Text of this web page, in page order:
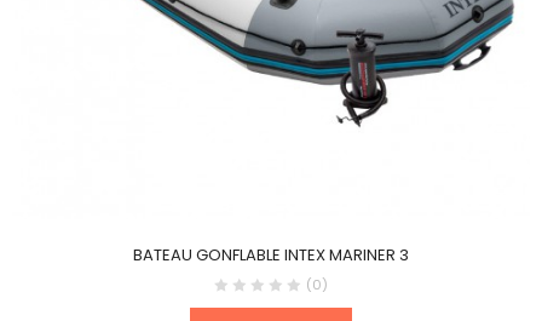
BATEAU GONFLABLE INTEX MARINER 3
(0)